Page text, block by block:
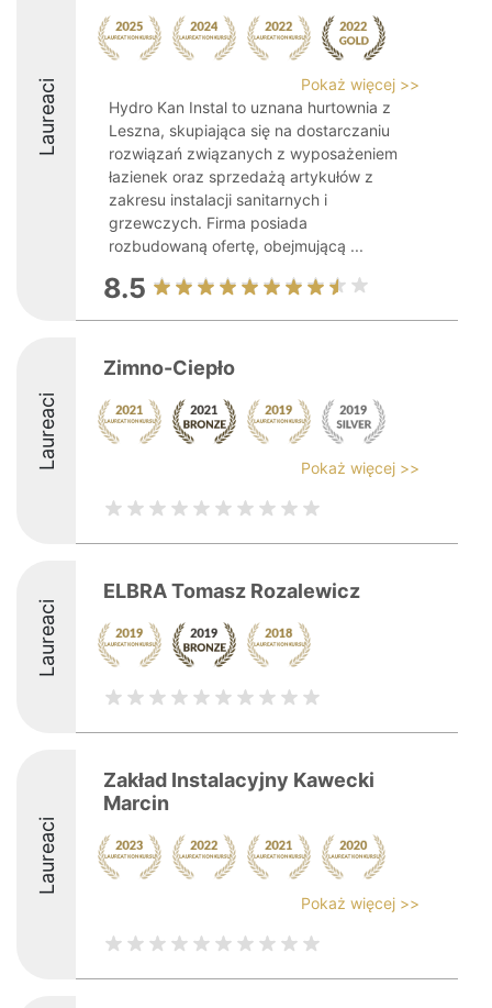
Laureaci
Pokaż więcej >>
Hydro Kan Instal to uznana hurtownia z
Leszna, skupiająca się na dostarczaniu
rozwiązań związanych z wyposażeniem
łazienek oraz sprzedażą artykułów z
zakresu instalacji sanitarnych i
grzewczych. Firma posiada
rozbudowaną ofertę, obejmującą ...
8.5
Laureaci
Zimno-Ciepło
Pokaż więcej >>
Laureaci
ELBRA Tomasz Rozalewicz
Laureaci
Zakład Instalacyjny Kawecki
Marcin
Pokaż więcej >>